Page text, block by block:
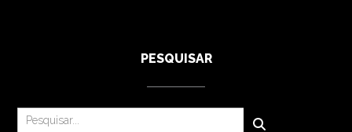
PESQUISAR